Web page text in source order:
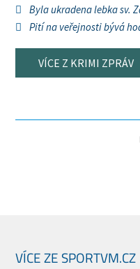
Byla ukradena lebka sv.
Pití na veřejnosti bývá
VÍCE Z KRIMI ZPRÁV
VÍCE ZE SPORTVM.CZ